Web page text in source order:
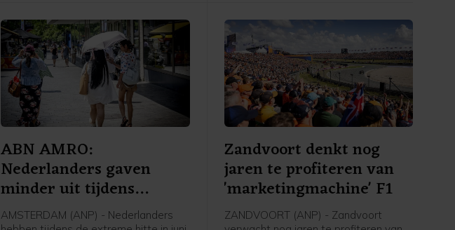
aanvoeren.
te zetten.
ABN AMRO:
Nederlanders gaven
minder uit tijdens
extreme hitte
AMSTERDAM (ANP) - Nederlanders
Zandvoort denkt nog
jaren te profiteren van
'marketingmachine' F1
ZANDVOORT (ANP) - Zandvoort